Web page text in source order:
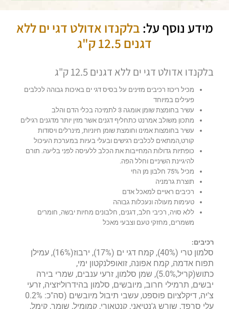
מידע נוסף על: בלקנדו אדולט דגי ים ללא
דגנים 12.5 ק"ג
בלקנדו אדולט דגי ים ללא דגנים 12.5 ק"ג
מכיל ריכוז רכיבים מזינים על בסיס דגי ים באיכות גבוהה לכלבים
פעילים במיוחד
עשיר בחומצת שומן אומגה 3 לתמיכה בכלי הדם והלב
מתכון משולב אמרנט כתחליף דגנים אשר מזין יותר מדגנים רגילים
עשיר בחומצות אמינו וחומצת שומן חיוניות, מינרלים ויסודות
קורט,המתאים לכלבים רגישים ובעלי בעיות במערכת העיכול
כופתיות גדולות המחייבות את הכלב ללעיסה לפני בליעה. תורם
להיגיינת השיניים וחלל הפה.
מכיל 75% חלבון מן החי
תוצרת גרמניה
רכיבים ראויים למאכל אדם
טעימות מעולה ונעכלות גבוהה
ללא סויה, רכיבי חלב, דגנים, חלבונים מחיות יבשה, חומרים
משמרים, מחזקי טעם וצבעי מאכל
רכיבים:
סלמון טרי (40%), קמח דגי ים (17%), ירבוז(16%), עמילן
תפוח אדמה, קמח אפונה, זואופלנקטון ימי,
כתוש(קריל,5.0%), שמן סלמון, זרעי ענבים, שמרי בירה
יבשים, תרמילי חרוב, מיובשים, סלמון בהידרוליזציה, זרעי
צ'יה, דיקלציום פוספט, עשבי תיבול מיובשים (סה"כ: 0.2%
עלי סרפד, שורש ג'נטיאני, קנטאורי, קמומיל, שומר, קימל,